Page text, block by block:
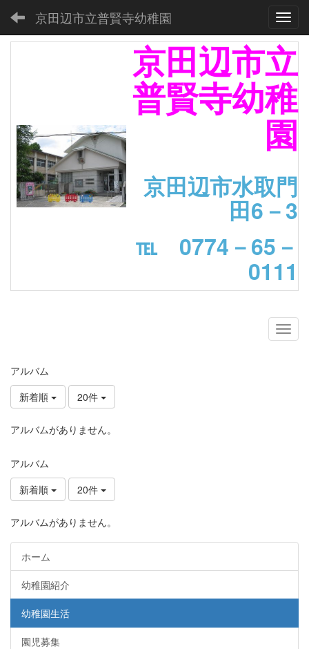
京田辺市立普賢寺幼稚園
京田辺市立
普賢寺幼稚
園
京田辺市水取門
田6－3
℡ 0774－65－
0111
アルバム
新着順
20件
アルバムがありません。
アルバム
新着順
20件
アルバムがありません。
ホーム
幼稚園紹介
幼稚園生活
園児募集